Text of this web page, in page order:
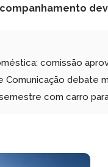
comissão
Comunicação debate
com carro